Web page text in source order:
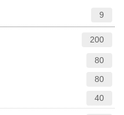
9
200
80
80
40